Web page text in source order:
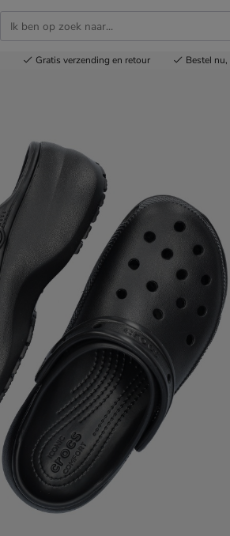
Gratis verzending en retour Bestel nu,